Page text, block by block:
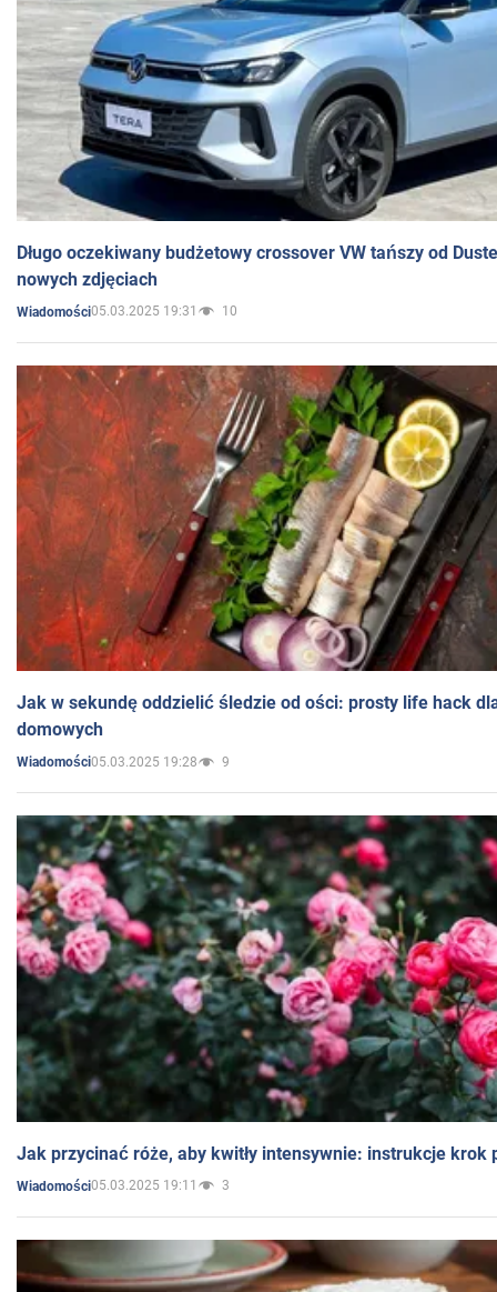
Długo oczekiwany budżetowy crossover VW tańszy od
nowych zdjęciach
Wiadomości05.03.2025 19:31 10
Jak w sekundę oddzielić śledzie od ości: prosty life hack
domowych
Wiadomości05.03.2025 19:28 9
Jak przycinać róże, aby kwitły intensywnie: instrukcje krok
Wiadomości05.03.2025 19:11 3